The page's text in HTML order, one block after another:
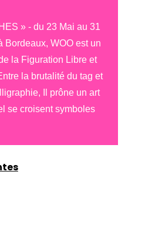
» - du 23 Mai au 31
Bordeaux, WOO est un
la Figuration Libre et
la brutalité du tag et
Il prône un art
se croisent symboles